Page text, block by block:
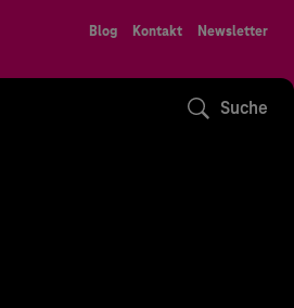
Blog Kontakt Newsletter
Suche